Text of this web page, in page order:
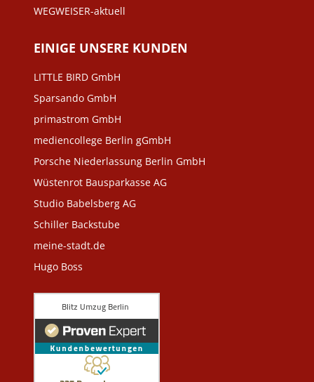
WEGWEISER-aktuell
EINIGE UNSERE KUNDEN
LITTLE BIRD GmbH
Sparsando GmbH
primastrom GmbH
mediencollege Berlin gGmbH
Porsche Niederlassung Berlin GmbH
Wüstenrot Bausparkasse AG
Studio Babelsberg AG
Schiller Backstube
meine-stadt.de
Hugo Boss